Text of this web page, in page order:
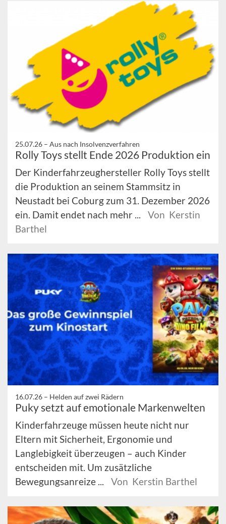
25.07.26 – Aus nach Insolvenzverfahren
Rolly Toys stellt Ende 2026 Produktion ein
Der Kinderfahrzeughersteller Rolly Toys stellt
die Produktion an seinem Stammsitz in
Neustadt bei Coburg zum 31. Dezember 2026
ein. Damit endet nach mehr ...
Von Kerstin
Barthel
16.07.26 – Helden auf zwei Rädern
Puky setzt auf emotionale Markenwelten
Kinderfahrzeuge müssen heute nicht nur
Eltern mit Sicherheit, Ergonomie und
Langlebigkeit überzeugen – auch Kinder
entscheiden mit. Um zusätzliche
Bewegungsanreize ...
Von Kerstin Barthel